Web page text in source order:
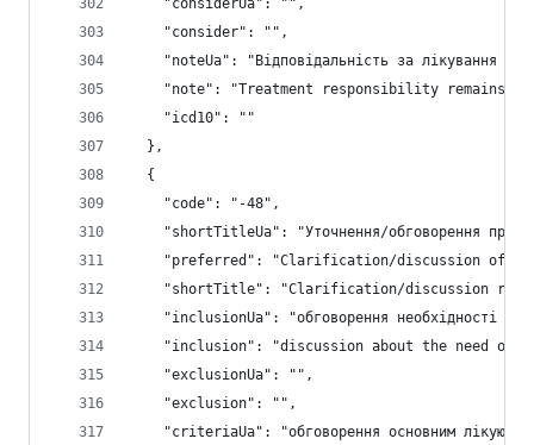
    "considerUa": "",
    "consider": "",
"noteUa": "Відповідальність за лікування
"note": "Treatment responsibility remains
    "icd10": ""
  },
  {
    "code": "-48",
"shortTitleUa": "Уточнення/обговорення
"preferred": "Clarification/discussion of
"shortTitle": "Clarification/discussion
"inclusionUa": "обговорення необхідності
"inclusion": "discussion about the need of
    "exclusionUa": "",
    "exclusion": "",
"criteriaUa": "обговорення основним